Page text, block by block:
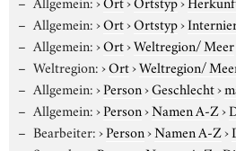
Allgemein:›Ort›Ortstyp›
Allgemein:›Ort›Weltregion/ Meer
Weltregion:›Ort›Weltregion/
Allgemein:›Person›Geschlecht›
Allgemein:›Person›Namen A-Z›
Bearbeiter:›Person›Namen A-Z›